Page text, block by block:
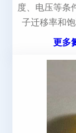
度、电压等条
子迁移率和
更多